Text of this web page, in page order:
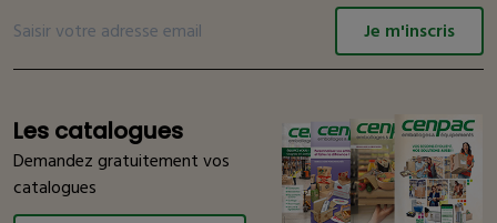
Je m'inscris
Les catalogues
Demandez gratuitement vos
catalogues